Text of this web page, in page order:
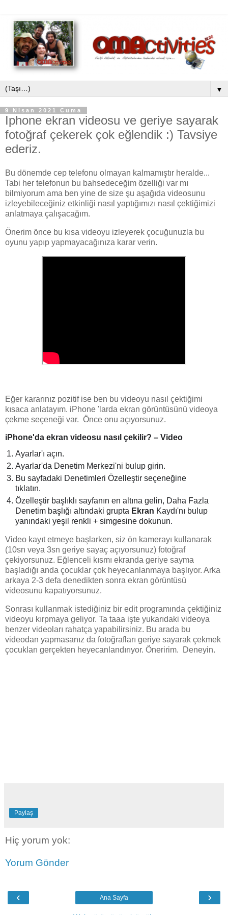
▼
9 Nisan 2021 Cuma
Iphone ekran videosu ve geriye sayarak
fotoğraf çekerek çok eğlendik :) Tavsiye
ederiz.
Bu dönemde cep telefonu olmayan kalmamıştır heralde...
Tabi her telefonun bu bahsedeceğim özelliği var mı
bilmiyorum ama ben yine de size şu aşağıda videosunu
izleyebileceğiniz etkinliği nasıl yaptığımızı nasıl çektiğimizi
anlatmaya çalışacağım.
Önerim önce bu kısa videoyu izleyerek çocuğunuzla bu
oyunu yapıp yapmayacağınıza karar verin.
Eğer kararınız pozitif ise ben bu videoyu nasıl çektiğimi
kısaca anlatayım. iPhone 'larda ekran görüntüsünü videoya
çekme seçeneği var. Önce onu açıyorsunuz.
iPhone'da ekran videosu nasıl çekilir? – Video
Ayarlar'ı açın.
Ayarlar'da Denetim Merkezi'ni bulup girin.
Bu sayfadaki Denetimleri Özelleştir seçeneğine
tıklatın.
Özelleştir başlıklı sayfanın en altına gelin, Daha Fazla
Denetim başlığı altındaki grupta Ekran Kaydı'nı bulup
yanındaki yeşil renkli + simgesine dokunun.
Video kayıt etmeye başlarken, siz ön kamerayı kullanarak
(10sn veya 3sn geriye sayaç açıyorsunuz) fotoğraf
çekiyorsunuz. Eğlenceli kısmı ekranda geriye sayma
başladığı anda çocuklar çok heyecanlanmaya başlıyor. Arka
arkaya 2-3 defa denedikten sonra ekran görüntüsü
videosunu kapatıyorsunuz.
Sonrası kullanmak istediğiniz bir edit programında çektiğiniz
videoyu kırpmaya geliyor. Ta taaa işte yukarıdaki videoya
benzer videoları rahatça yapabilirsiniz. Bu arada bu
videodan yapmasanız da fotoğrafları geriye sayarak çekmek
çocukları gerçekten heyecanlandırıyor. Öneririm. Deneyin.
Paylaş
Hiç yorum yok:
Yorum Gönder
‹ ›
Ana Sayfa